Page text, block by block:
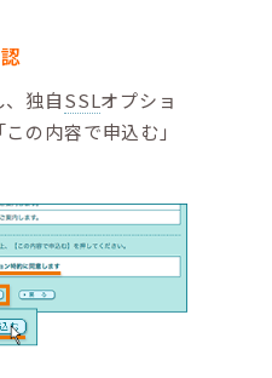
独自SSLオプショ
の内容で申込む」